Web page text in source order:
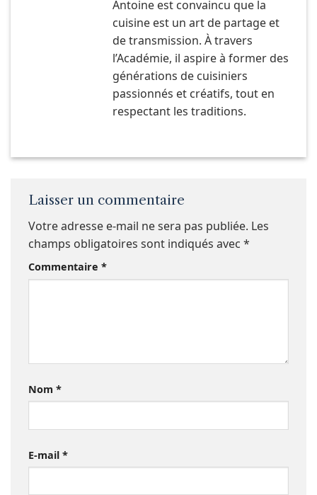
Antoine est convaincu que la
cuisine est un art de partage et
de transmission. À travers
l’Académie, il aspire à former des
générations de cuisiniers
passionnés et créatifs, tout en
respectant les traditions.
Laisser un commentaire
Votre adresse e-mail ne sera pas publiée. Les
champs obligatoires sont indiqués avec *
Commentaire *
Nom *
E-mail *